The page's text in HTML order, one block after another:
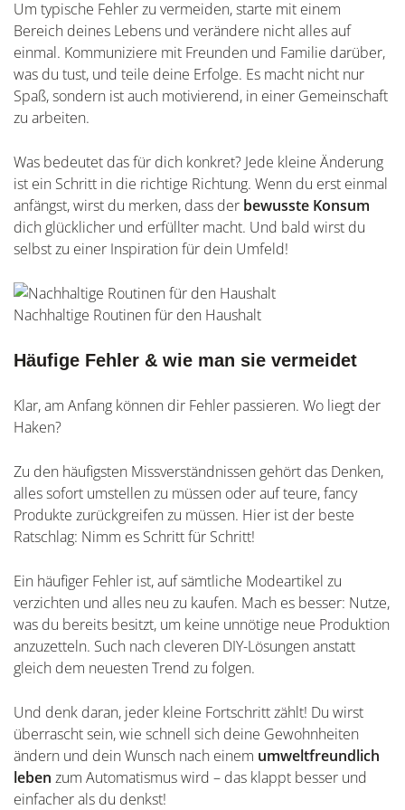
Um typische Fehler zu vermeiden, starte mit einem
Bereich deines Lebens und verändere nicht alles auf
einmal. Kommuniziere mit Freunden und Familie darüber,
was du tust, und teile deine Erfolge. Es macht nicht nur
Spaß, sondern ist auch motivierend, in einer Gemeinschaft
zu arbeiten.
Was bedeutet das für dich konkret? Jede kleine Änderung
ist ein Schritt in die richtige Richtung. Wenn du erst einmal
anfängst, wirst du merken, dass der bewusste Konsum
dich glücklicher und erfüllter macht. Und bald wirst du
selbst zu einer Inspiration für dein Umfeld!
Nachhaltige Routinen für den Haushalt
Häufige Fehler & wie man sie vermeidet
Klar, am Anfang können dir Fehler passieren. Wo liegt der
Haken?
Zu den häufigsten Missverständnissen gehört das Denken,
alles sofort umstellen zu müssen oder auf teure, fancy
Produkte zurückgreifen zu müssen. Hier ist der beste
Ratschlag: Nimm es Schritt für Schritt!
Ein häufiger Fehler ist, auf sämtliche Modeartikel zu
verzichten und alles neu zu kaufen. Mach es besser: Nutze,
was du bereits besitzt, um keine unnötige neue Produktion
anzuzetteln. Such nach cleveren DIY-Lösungen anstatt
gleich dem neuesten Trend zu folgen.
Und denk daran, jeder kleine Fortschritt zählt! Du wirst
überrascht sein, wie schnell sich deine Gewohnheiten
ändern und dein Wunsch nach einem umweltfreundlich
leben zum Automatismus wird – das klappt besser und
einfacher als du denkst!